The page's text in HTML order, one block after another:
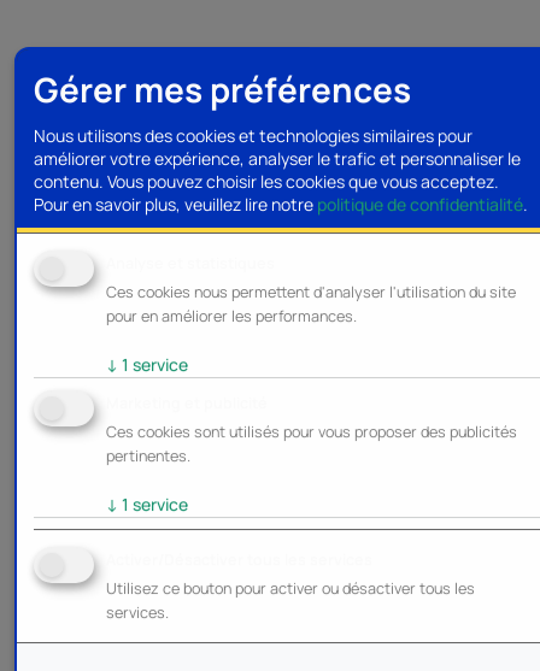
Gérer mes préférences
Nous utilisons des cookies et technologies similaires pour
améliorer votre expérience, analyser le trafic et personnaliser le
contenu. Vous pouvez choisir les cookies que vous acceptez.
Pour en savoir plus, veuillez lire notre politique de confidentialité.
Ces cookies nous permettent d'analyser l'utilisation du site
pour en améliorer les performances.
↓ 1 service
Ces cookies sont utilisés pour vous proposer des publicités
pertinentes.
↓ 1 service
Utilisez ce bouton pour activer ou désactiver tous les
services.